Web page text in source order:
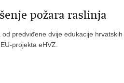
požara raslinja
predviđene dvije edukacije
projekta eHVZ.